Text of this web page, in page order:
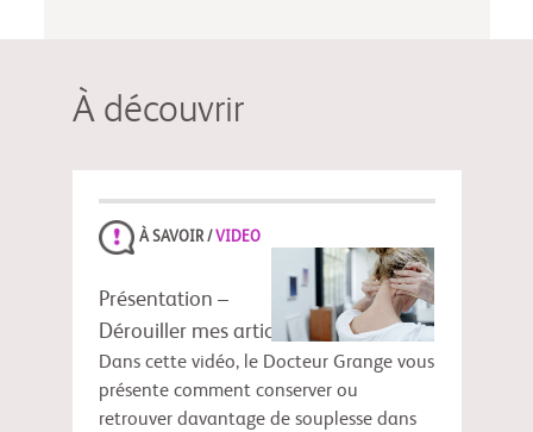
À découvrir
À SAVOIR / VIDEO
Présentation –
Dérouiller mes articulations >
Dans cette vidéo, le Docteur Grange vous
présente comment conserver ou
retrouver davantage de souplesse dans